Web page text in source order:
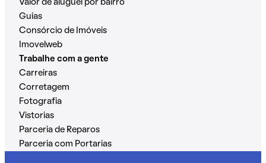
Valor de aluguel por bairro
Guias
Consórcio de Imóveis
Imovelweb
Trabalhe com a gente
Carreiras
Corretagem
Fotografia
Vistorias
Parceria de Reparos
Parceria com Portarias